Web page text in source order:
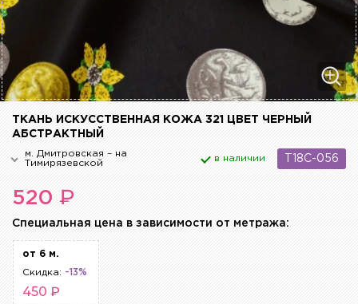
ТКАНЬ ИСКУССТВЕННАЯ КОЖА 321 ЦВЕТ ЧЕРНЫЙ
АБСТРАКТНЫЙ
м. Дмитровская – на
Тимирязевской
в наличии T18C-056
520 ₽
Cпециальная цена в зависимости от метража:
от 6 м.
Скидка: -13%
450 ₽